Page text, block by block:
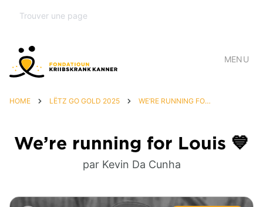
MENU
HOME LËTZ GO GOLD 2025 WE’RE RUNNING FOR LOUIS 💙
We’re running for Louis 💙
par Kevin Da Cunha